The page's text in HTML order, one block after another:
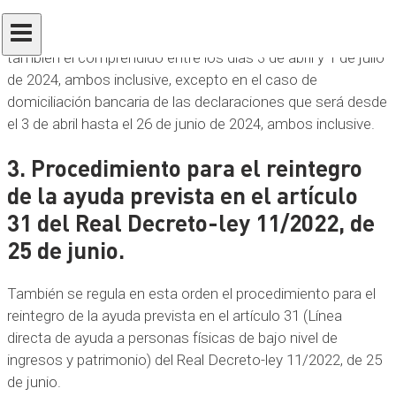
El plazo de presentación de las declaraciones del IP será
también el comprendido entre los días 3 de abril y 1 de julio
de 2024, ambos inclusive, excepto en el caso de
domiciliación bancaria de las declaraciones que será desde
el 3 de abril hasta el 26 de junio de 2024, ambos inclusive.
3. Procedimiento para el reintegro
de la ayuda prevista en el artículo
31 del Real Decreto-ley 11/2022, de
25 de junio.
También se regula en esta orden el procedimiento para el
reintegro de la ayuda prevista en el artículo 31 (Línea
directa de ayuda a personas físicas de bajo nivel de
ingresos y patrimonio) del Real Decreto-ley 11/2022, de 25
de junio.